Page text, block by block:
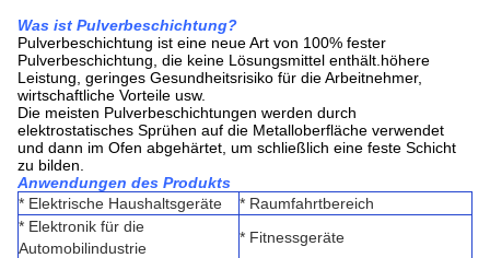
Was ist Pulverbeschichtung?
Pulverbeschichtung ist eine neue Art von 100% fester
Pulverbeschichtung, die keine Lösungsmittel enthält.höhere
Leistung, geringes Gesundheitsrisiko für die Arbeitnehmer,
wirtschaftliche Vorteile usw.
Die meisten Pulverbeschichtungen werden durch
elektrostatisches Sprühen auf die Metalloberfläche verwendet
und dann im Ofen abgehärtet, um schließlich eine feste Schicht
zu bilden.
Anwendungen des Produkts
* Elektrische Haushaltsgeräte
* Raumfahrtbereich
* Elektronik für die
Automobilindustrie
* Fitnessgeräte